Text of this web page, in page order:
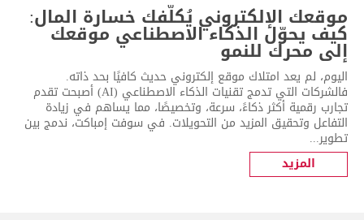
موقعك الإلكتروني يُكلّفك خسارة المال:
كيف يحوّل الذكاء الاصطناعي موقعك
إلى محرك للنمو
اليوم، لم يعد امتلاك موقع إلكتروني حديث كافيًا بحد ذاته.
فالشركات التي تدمج تقنيات الذكاء الاصطناعي (AI) أصبحت تقدم
تجارب رقمية أكثر ذكاءً، سرعة، وتخصيصًا، مما يساهم في زيادة
التفاعل وتحقيق المزيد من التحويلات. في سوفت إمباكت، ندمج بين
تطوير...
المزيد